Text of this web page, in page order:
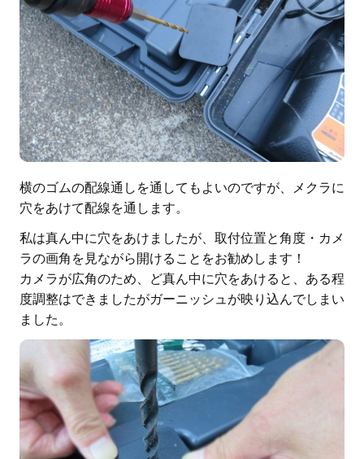
横のゴムの配線通しを通してもよいのですが、メクラに
穴をあけて配線を通します。
私は真ん中に穴をあけましたが、取付位置と角度・カメ
ラの画角を見ながら開けることをお勧めします！
カメラが広角のため、ど真ん中に穴をあけると、ある程
度調整はできましたがガーニッシュが映り込んでしまい
ました。